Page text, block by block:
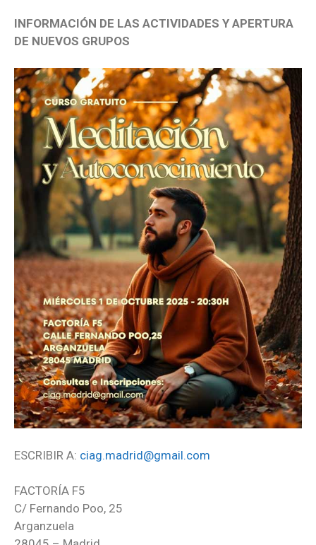
INFORMACIÓN DE LAS ACTIVIDADES Y APERTURA
DE NUEVOS GRUPOS
ESCRIBIR A: ciag.madrid@gmail.com
FACTORÍA F5
C/ Fernando Poo, 25
Arganzuela